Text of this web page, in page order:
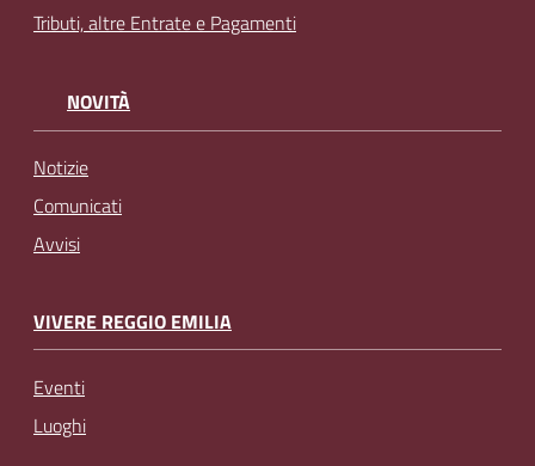
Tributi, altre Entrate e Pagamenti
NOVITÀ
Notizie
Comunicati
Avvisi
VIVERE REGGIO EMILIA
Eventi
Luoghi